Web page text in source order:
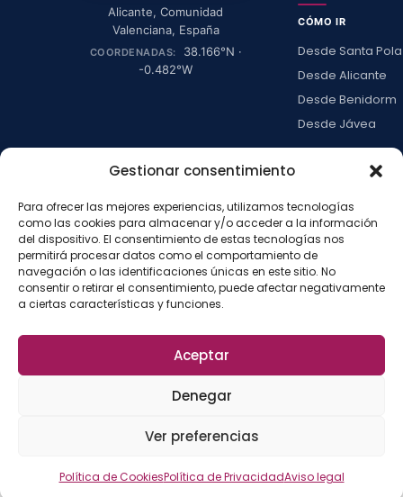
Gestionar consentimiento
Para ofrecer las mejores experiencias, utilizamos tecnologías
como las cookies para almacenar y/o acceder a la información
del dispositivo. El consentimiento de estas tecnologías nos
permitirá procesar datos como el comportamiento de
navegación o las identificaciones únicas en este sitio. No
consentir o retirar el consentimiento, puede afectar negativamente
a ciertas características y funciones.
Aceptar
Denegar
Ver preferencias
Política de CookiesPolítica de PrivacidadAviso legal
Alicante,Comunidad
Valenciana, España
COORDENADAS: 38.166°N ·
-0.482°W
CÓMO IR
Desde Santa Pola
Desde Alicante
Desde Benidorm
Desde Jávea
LA ISLA
Actividades
Blog
Con niños
Press kit
©2026La Isla de
Aviso legal·Privacidad·Cookies·
Configurar cookies